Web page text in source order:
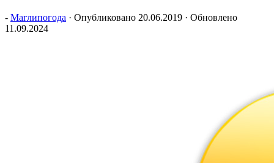
- Маглипогода · Опубликовано 20.06.2019 · Обновлено
11.09.2024